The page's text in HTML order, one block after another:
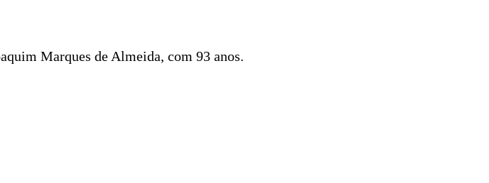
Marques de Almeida, com 93 anos.